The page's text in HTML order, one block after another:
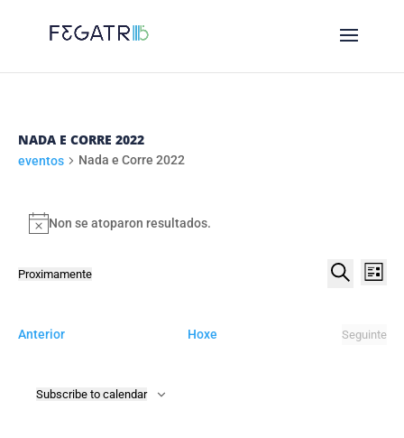
NADA E CORRE 2022
eventos Nada e Corre 2022
EVENTOS
Notice
Non se atoparon resultados.
DE
List
Proximamente
Anterioreventos Hoxe
Seguinte
Subscribe to calendar